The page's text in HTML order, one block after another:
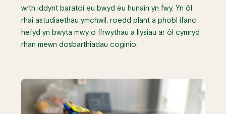
wrth iddynt baratoi eu bwyd eu hunain yn fwy. Yn ôl
rhai astudiaethau ymchwil, roedd plant a phobl ifanc
hefyd yn bwyta mwy o ffrwythau a llysiau ar ôl cymryd
rhan mewn dosbarthiadau coginio.